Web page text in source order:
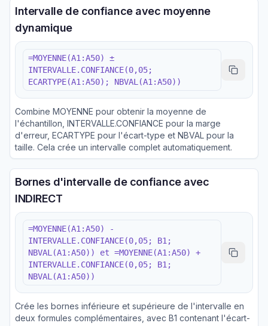
Intervalle de confiance avec moyenne
dynamique
=MOYENNE(A1:A50) ±
INTERVALLE.CONFIANCE(0,05;
ECARTYPE(A1:A50); NBVAL(A1:A50))
Combine MOYENNE pour obtenir la moyenne de
l'échantillon, INTERVALLE.CONFIANCE pour la marge
d'erreur, ECARTYPE pour l'écart-type et NBVAL pour la
taille. Cela crée un intervalle complet automatiquement.
Bornes d'intervalle de confiance avec
INDIRECT
=MOYENNE(A1:A50) -
INTERVALLE.CONFIANCE(0,05; B1;
NBVAL(A1:A50)) et =MOYENNE(A1:A50) +
INTERVALLE.CONFIANCE(0,05; B1;
NBVAL(A1:A50))
Crée les bornes inférieure et supérieure de l'intervalle en
deux formules complémentaires, avec B1 contenant l'écart-